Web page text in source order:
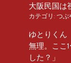
大阪民国は
カテゴリ: つぶ
ゆとりく
無理。ここ
した？」